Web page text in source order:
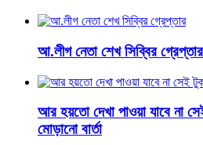
আ.লীগ নেতা শেখ সিব্বির গ্রেপ্তার
আর হয়তো দেখা পাওয়া যাবে না
মোড়ানো বার্তা